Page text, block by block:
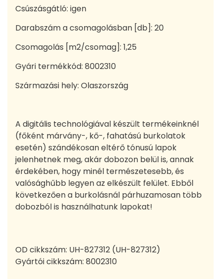
Csúszásgátló: igen
Darabszám a csomagolásban [db]: 20
Csomagolás [m2/csomag]: 1,25
Gyári termékkód: 8002310
Származási hely: Olaszország
A digitális technológiával készült termékeinknél
(főként márvány-, kő-, fahatású burkolatok
esetén) szándékosan eltérő tónusú lapok
jelenhetnek meg, akár dobozon belül is, annak
érdekében, hogy minél természetesebb, és
valósághűbb legyen az elkészült felület. Ebből
következően a burkolásnál párhuzamosan több
dobozból is használhatunk lapokat!
OD cikkszám: UH-827312 (UH-827312)
Gyártói cikkszám: 8002310